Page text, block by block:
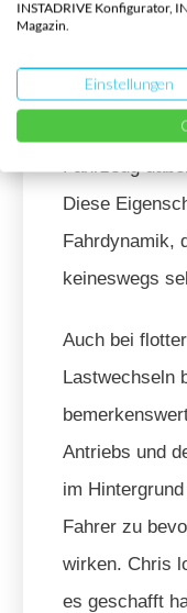
Die Lenkung
kleinste
unmittelbar
Fahrzeug
Diese
Fahrdynamik,
keineswegs
Auch bei
Lastwechseln
Antriebs und
im
Fahrer zu
wirken. Chris
es geschafft
INSTADRIVE Konfigurator,
Magazin.
Einstellungen